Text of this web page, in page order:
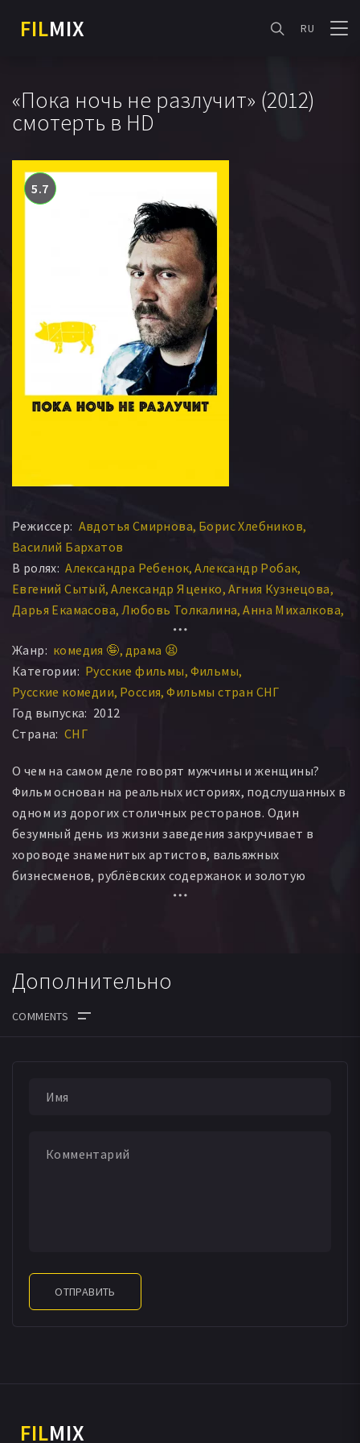
FILMIX RU
«Пока ночь не разлучит» (2012)
смотерть в HD
5.7
Режиссер: Авдотья Смирнова Борис Хлебников
Василий Бархатов
В ролях: Александра Ребенок Александр Робак
Евгений Сытый Александр Яценко Агния Кузнецова
Дарья Екамасова Любовь Толкалина Анна Михалкова
Сергей Шнуров
Денис Косяков Оксана Фандера
Клавдия Коршунова Сахат Дурсунов Василий Уткин
Григорий Калинин Донатас Грудович Алексей Розин
Алиса Хазанова Алена Долецкая
Владимир Коробейников
Дмитрий Гройсман Татьяна Токарева
Максим Семеляк Анна Котова Соня Урицкая
Жанр: комедия 🤪 драма 😫
Категории: Русские фильмы Фильмы
Русские комедии Россия Фильмы стран СНГ
Год выпуска: 2012
Страна: СНГ
О чем на самом деле говорят мужчины и женщины?
Фильм основан на реальных историях, подслушанных в
одном из дорогих столичных ресторанов. Один
безумный день из жизни заведения закручивает в
хороводе знаменитых артистов, вальяжных
бизнесменов, рублёвских содержанок и золотую
молодёжь. Череда эпизодов скреплена историей двух
Дополнительно
ОТПРАВИТЬ
FILMIX